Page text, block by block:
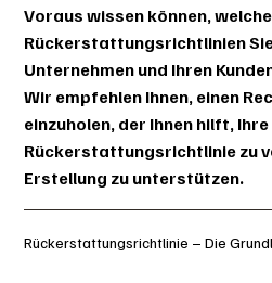
Voraus wissen können,
Rückerstattungsrichtlinien
Unternehmen und Ihren
Wir empfehlen Ihnen, einen
einzuholen, der Ihnen hilft,
Rückerstattungsrichtlinie zu
Erstellung zu unterstützen.
Rückerstattungsrichtlinie – Die